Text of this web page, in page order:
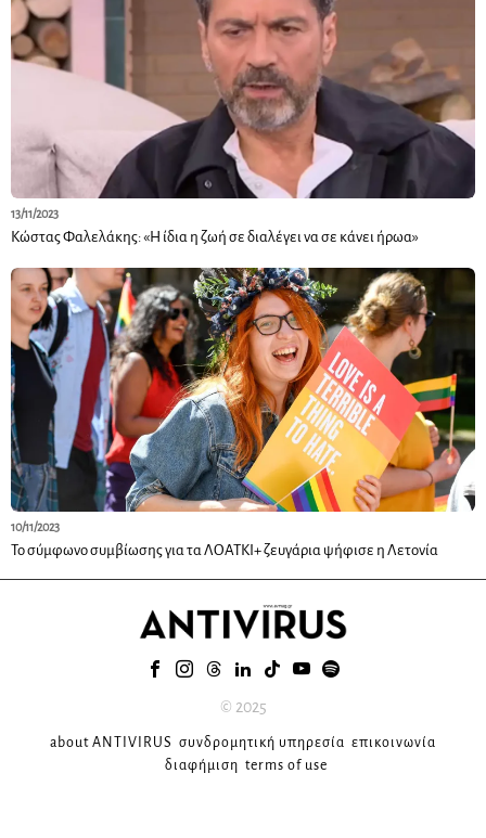
13/11/2023
Κώστας Φαλελάκης: «Η ίδια η ζωή σε διαλέγει να σε κάνει ήρωα»
10/11/2023
Το σύμφωνο συμβίωσης για τα ΛΟΑΤΚΙ+ ζευγάρια ψήφισε η Λετονία
© 2025
about ANTIVIRUS συνδρομητική υπηρεσία επικοινωνία
διαφήμιση terms of use